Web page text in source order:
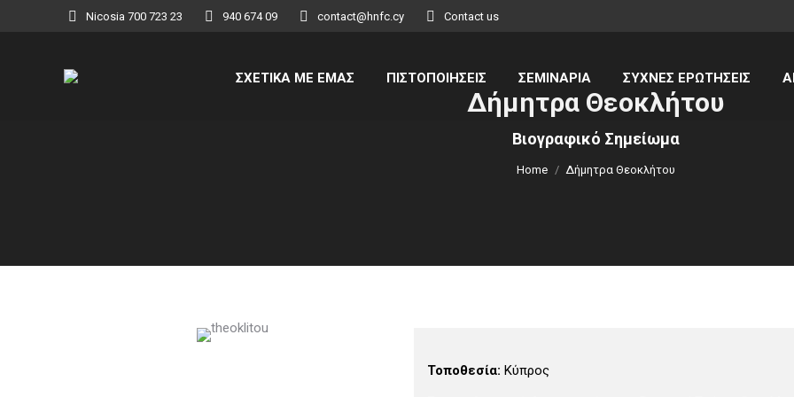
Nicosia 700 723 23 940 674 09 contact@hnfc.cy Contact us
ΣΧΕΤΙΚΑ ΜΕ ΕΜΑΣ ΠΙΣΤΟΠΟΙΗΣΕΙΣ ΣΕΜΙΝΑΡΙΑ ΣΥΧΝΕΣ ΕΡΩΤΗΣΕΙΣ
Δήμητρα Θεοκλήτου
Βιογραφικό Σημείωμα
You are here:
Home Δήμητρα Θεοκλήτου
Τοποθεσία: Κύπρος